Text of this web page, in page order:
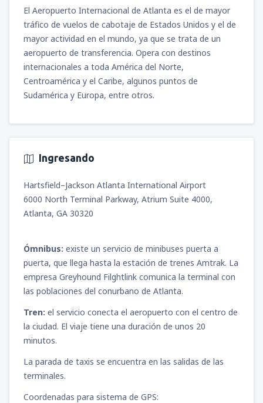
A PARTIR DE: 391USD
desdeBogotá, El Dorado
A PARTIR DE: 424 USD
desdeCali, Alfonso Bonilla Aragon
El Aeropuerto Internacional de Atlanta es el de mayor
tráfico de vuelos de cabotaje de Estados Unidos y el de
mayor actividad en el mundo, ya que se trata de un
aeropuerto de transferencia. Opera con destinos
internacionales a toda América del Norte,
Centroamérica y el Caribe, algunos puntos de
Sudamérica y Europa, entre otros.
Ingresando
Hartsfield–Jackson Atlanta International Airport
6000 North Terminal Parkway, Atrium Suite 4000,
Atlanta, GA 30320
Ómnibus: existe un servicio de minibuses puerta a
puerta, que llega hasta la estación de trenes Amtrak. La
empresa Greyhound Filghtlink comunica la terminal con
las poblaciones del conurbano de Atlanta.
Tren: el servicio conecta el aeropuerto con el centro de
la ciudad. El viaje tiene una duración de unos 20
minutos.
La parada de taxis se encuentra en las salidas de las
terminales.
Coordenadas para sistema de GPS: